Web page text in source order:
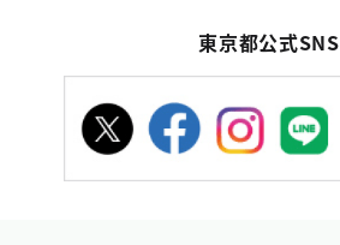
東京都公式SNS